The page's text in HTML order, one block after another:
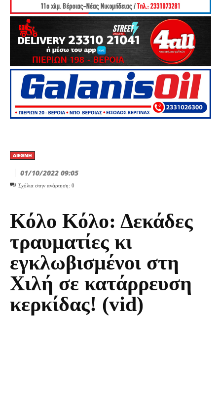
ΔΙΕΘΝΉ
01/10/2022 09:05
Σχόλια στην ανάρτηση: 0
Κόλο Κόλο: Δεκάδες
τραυματίες κι
εγκλωβισμένοι στη
Χιλή σε κατάρρευση
κερκίδας! (vid)